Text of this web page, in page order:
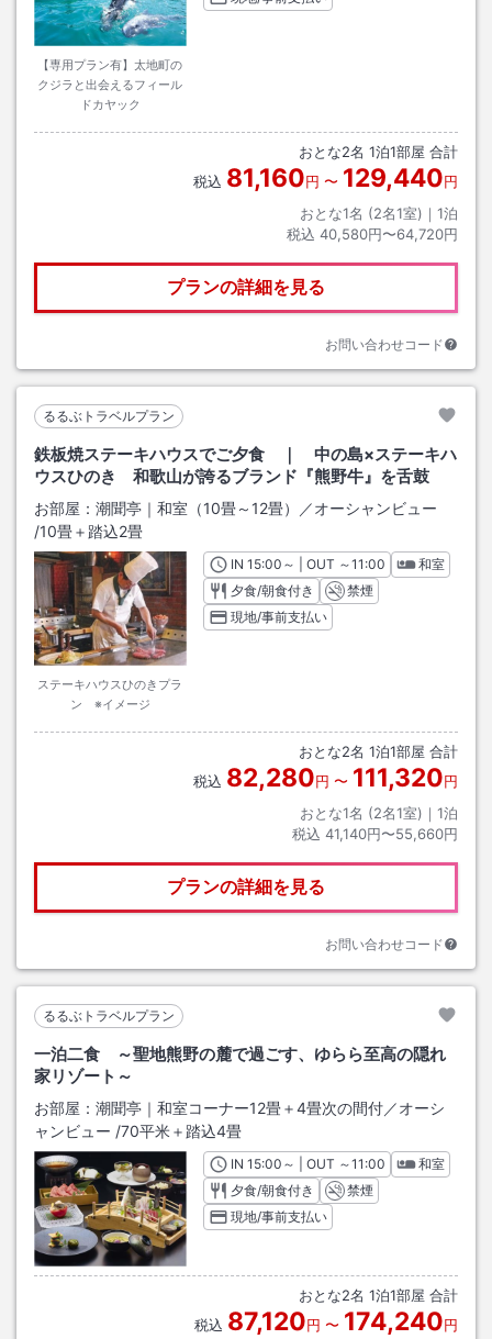
【専用プラン有】太地町の
クジラと出会えるフィール
ドカヤック
おとな2名 1泊1部屋 合計
税込 81,160円 〜 129,440円
おとな1名 (2名1室)｜ 1泊
税込 40,580円〜64,720円
プランの詳細を見る
お問い合わせコード
るるぶトラベルプラン
鉄板焼ステーキハウスでご夕食 ｜ 中の島×ステーキハ
ウスひのき 和歌山が誇るブランド『熊野牛』を舌鼓
お部屋： 潮聞亭｜和室（10畳～12畳）／オーシャンビュー
/10畳＋踏込2畳
ステーキハウスひのきプラ
ン ※イメージ
INチェックイン
15:00 ～ | OUT チェックアウト
～11:00
和室
夕食/朝食付き
禁煙
現地/事前支払い
おとな2名 1泊1部屋 合計
税込 82,280円 〜 111,320円
おとな1名 (2名1室)｜ 1泊
税込 41,140円〜55,660円
プランの詳細を見る
お問い合わせコード
るるぶトラベルプラン
一泊二食 ～聖地熊野の麓で過ごす、ゆらら至高の隠れ
家リゾート～
お部屋： 潮聞亭｜和室コーナー12畳＋4畳次の間付／オーシ
ャンビュー /70平米＋踏込4畳
INチェックイン
15:00 ～ | OUT チェックアウト
～11:00
和室
夕食/朝食付き
禁煙
現地/事前支払い
おとな2名 1泊1部屋 合計
税込 87,120円 〜 174,240円